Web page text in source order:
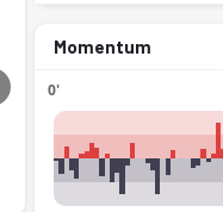
Next
Momentum
0'